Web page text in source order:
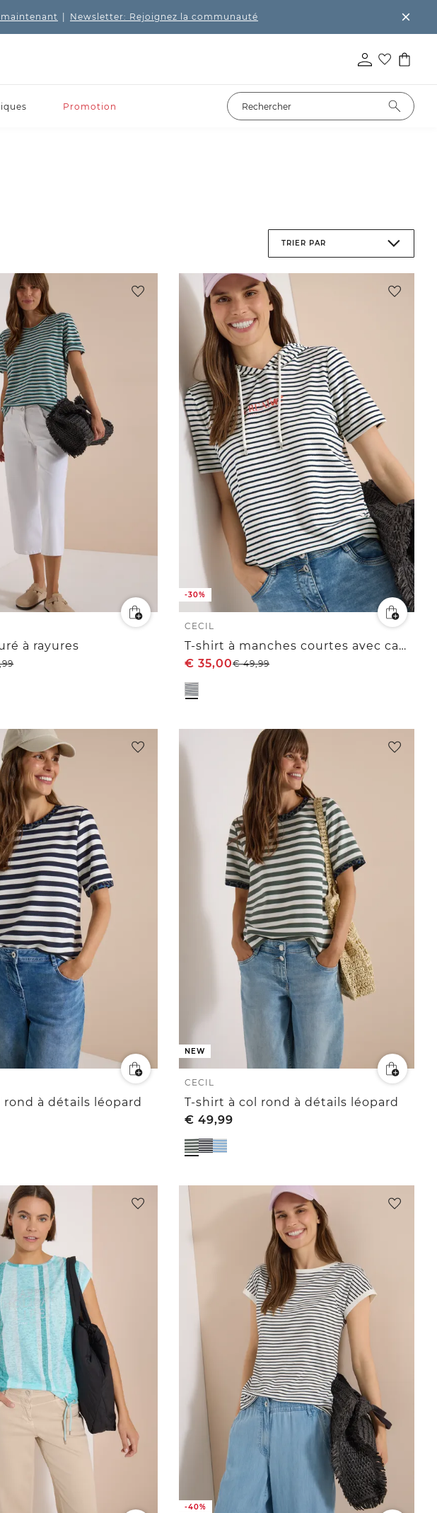
Newsletter: Rejoignez la communauté
Promotion
TRIER PAR
à rayures
-30%
CECIL
T-shirt à manches courtes avec capuche et paillettes
€ 35,00€49,99
rond à détails léopard
NEW
CECIL
T-shirt à col rond à détails léopard
€ 49,99
-40%